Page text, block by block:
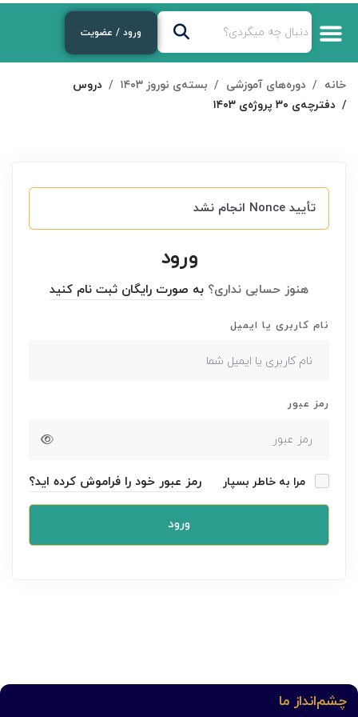
ورود / عضویت
خانه دوره‌های آموزشی بسته‌ی نوروز ۱۴۰۳
دروس
دفترچه‌ی ۳۰ پروژه‌ی ۱۴۰۳
تأیید Nonce انجام نشد
ورود
هنوز حسابی نداری؟ به صورت رایگان ثبت نام کنید
نام کاربری یا ایمیل
رمز عبور
مرا به خاطر بسپار رمز عبور خود را فراموش کرده اید؟
ورود
چشم‌انداز ما